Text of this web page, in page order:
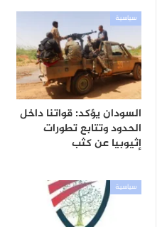
سياسية
السودان يؤكد: قواتنا داخل
الحدود وتتابع تطورات
إثيوبيا عن كثب
سياسية